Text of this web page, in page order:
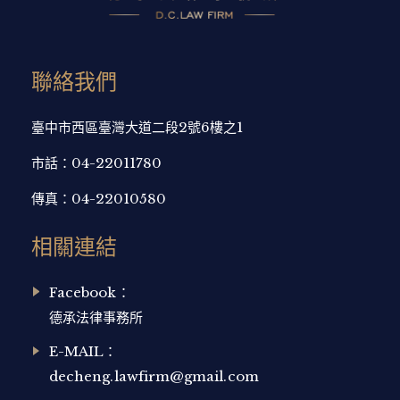
聯絡我們
臺中市西區臺灣大道二段2號6樓之1
市話： 04-22011780
傳真： 04-22010580
相關連結
Facebook：
德承法律事務所
E-MAIL：
decheng.lawfirm@gmail.com